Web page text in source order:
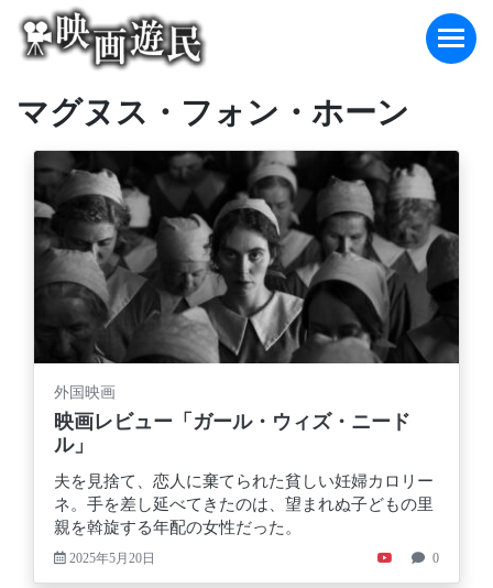
content
マグヌス・フォン・ホーン
外国映画
映画レビュー「ガール・ウィズ・ニード
ル」
夫を見捨て、恋人に棄てられた貧しい妊婦カロリー
ネ。手を差し延べてきたのは、望まれぬ子どもの里
親を斡旋する年配の女性だった。
2025年5月20日 0